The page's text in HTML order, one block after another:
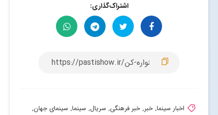
اشتراک‌گذاری:
اخبار سینما, خبر, خبر فرهنگی, سریال, سینما, سینمای جهان,